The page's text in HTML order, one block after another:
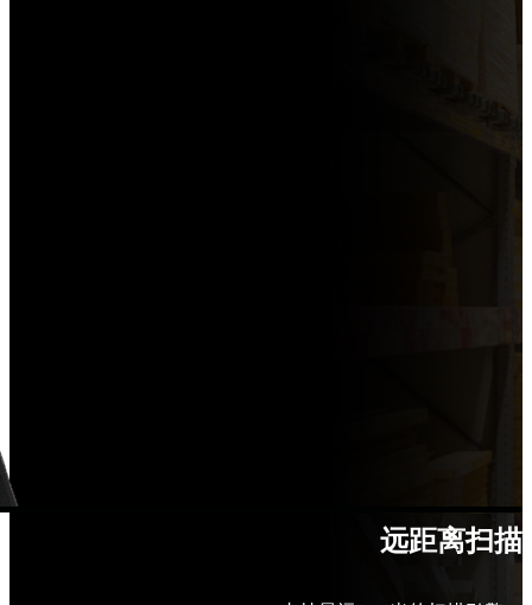
远距离扫描